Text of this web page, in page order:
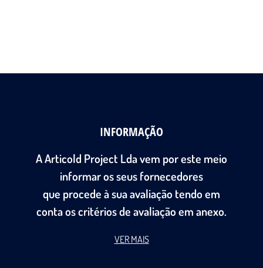
INFORMAÇÃO
A Articold Project Lda vem por este meio
informar os seus fornecedores
que procede à sua avaliação tendo em
conta os critérios de avaliação em anexo.
VER MAIS